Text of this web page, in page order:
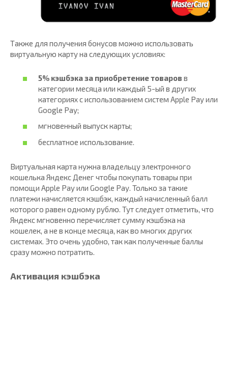
Также для получения бонусов можно использовать
виртуальную карту на следующих условиях:
5% кэшбэка за приобретение товаров в
категории месяца или каждый 5-ый в других
категориях с использованием систем Apple Pay или
Google Pay;
мгновенный выпуск карты;
бесплатное использование.
Виртуальная карта нужна владельцу электронного
кошелька Яндекс Денег чтобы покупать товары при
помощи Apple Pay или Google Pay. Только за такие
платежи начисляется кэшбэк, каждый начисленный балл
которого равен одному рублю. Тут следует отметить, что
Яндекс мгновенно перечисляет сумму кэшбэка на
кошелек, а не в конце месяца, как во многих других
системах. Это очень удобно, так как полученные баллы
сразу можно потратить.
Активация кэшбэка